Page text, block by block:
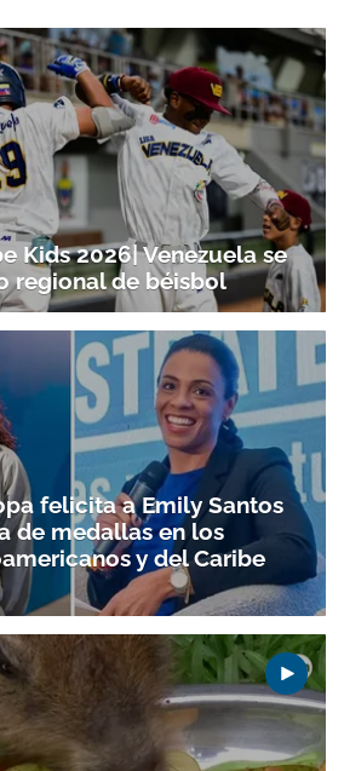
Kids 2026| Venezuela se
regional de béisbol
felicita a Emily Santos
de medallas en los
y del Caribe